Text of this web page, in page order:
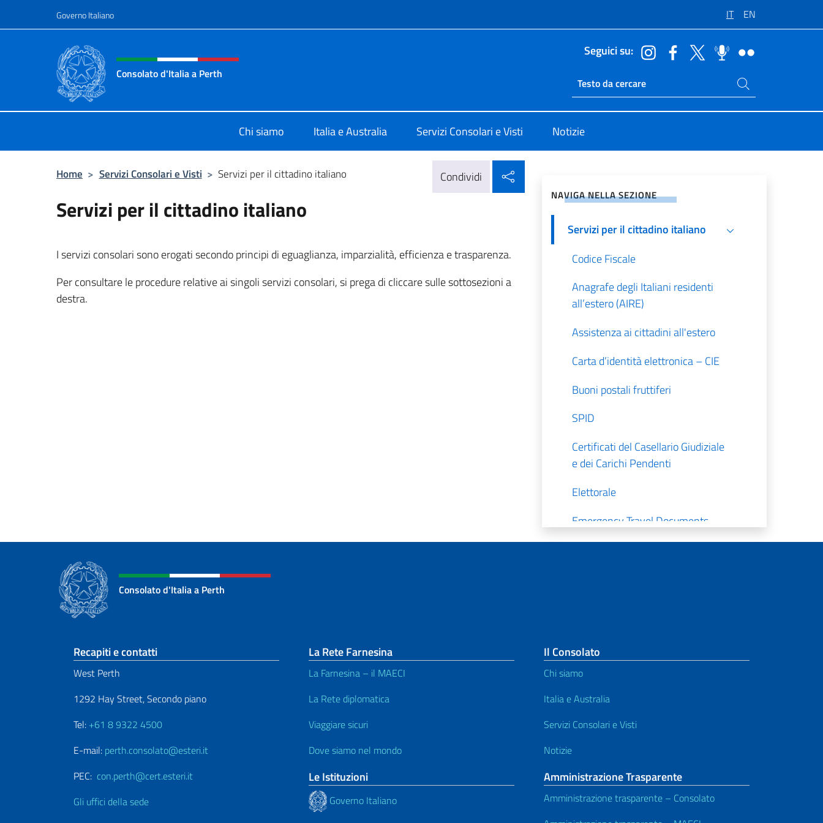
Governo Italiano IT EN
Intestazione sito, social e menù
Consolato d'Italia a Perth
Seguici su:
Ricerca sito live
Cerca nel sito
Chi siamo Italia e Australia Servizi Consolari e Visti Notizie
Home > Servizi Consolari e Visti > Servizi per il cittadino italiano Condividi
Servizi per il cittadino italiano
I servizi consolari sono erogati secondo principi di eguaglianza, imparzialità, efficienza e trasparenza.
Per consultare le procedure relative ai singoli servizi consolari, si prega di cliccare sulle sottosezioni a
destra.
NAVIGA NELLA SEZIONE
Servizi per il cittadino italiano
Codice Fiscale
Anagrafe degli Italiani residenti
all’estero (AIRE)
Assistenza ai cittadini all'estero
Carta d’identità elettronica – CIE
Buoni postali fruttiferi
SPID
Certificati del Casellario Giudiziale
e dei Carichi Pendenti
Elettorale
Emergency Travel Documents
Procure e altri servizi notarili
Professionisti di riferimento
e Albo Consolare
Studio
Consolato d'Italia a Perth
Sezione footer
Recapiti e contatti
West Perth
1292 Hay Street, Secondo piano
Tel: +61 8 9322 4500
E-mail: perth.consolato@esteri.it
PEC: con.perth@cert.esteri.it
Gli uffici della sede
La Rete Farnesina
La Farnesina – il MAECI
La Rete diplomatica
Viaggiare sicuri
Dove siamo nel mondo
Le Istituzioni
Governo Italiano
Il Consolato
Chi siamo
Italia e Australia
Servizi Consolari e Visti
Notizie
Amministrazione Trasparente
Amministrazione trasparente – Consolato